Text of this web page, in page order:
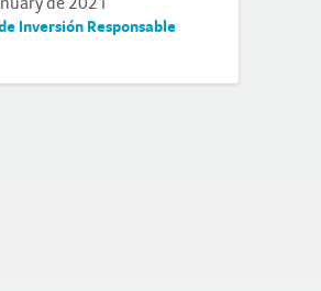
Inversión Responsable